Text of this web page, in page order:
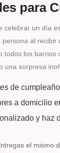
para
celebrar un día
al
todos los
una sorpresa
de
a domicilio
y
el mismo